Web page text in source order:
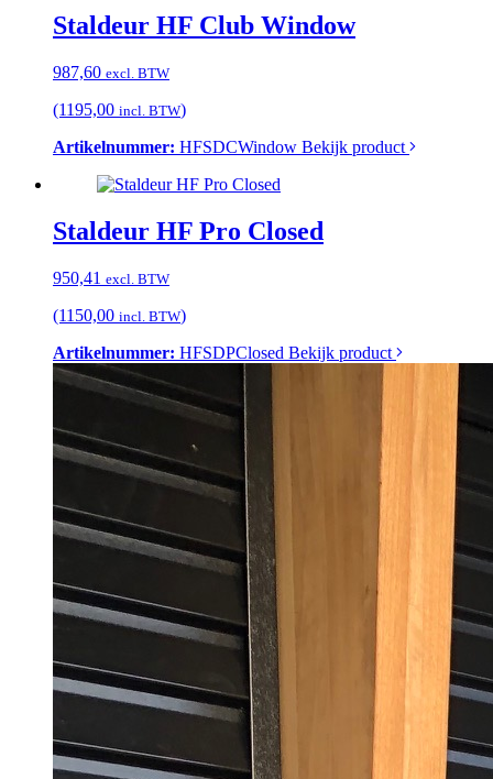
Staldeur HF Club Window
987,60 excl. BTW
(1195,00 incl. BTW)
Artikelnummer: HFSDCWindow Bekijk product
Staldeur HF Pro Closed
950,41 excl. BTW
(1150,00 incl. BTW)
Artikelnummer: HFSDPClosed Bekijk product